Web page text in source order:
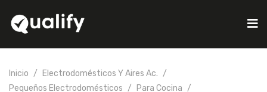
Inicio
Electrodomésticos Y Aires Ac.
Pequeños Electrodomésticos
Para Cocina